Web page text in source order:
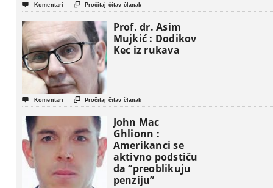
 Komentari  Pročitaj čitav članak
Prof. dr. Asim
Mujkić : Dodikov
Kec iz rukava
 Komentari  Pročitaj čitav članak
John Mac
Ghlionn :
Amerikanci se
aktivno podstiču
da “preoblikuju
penziju”